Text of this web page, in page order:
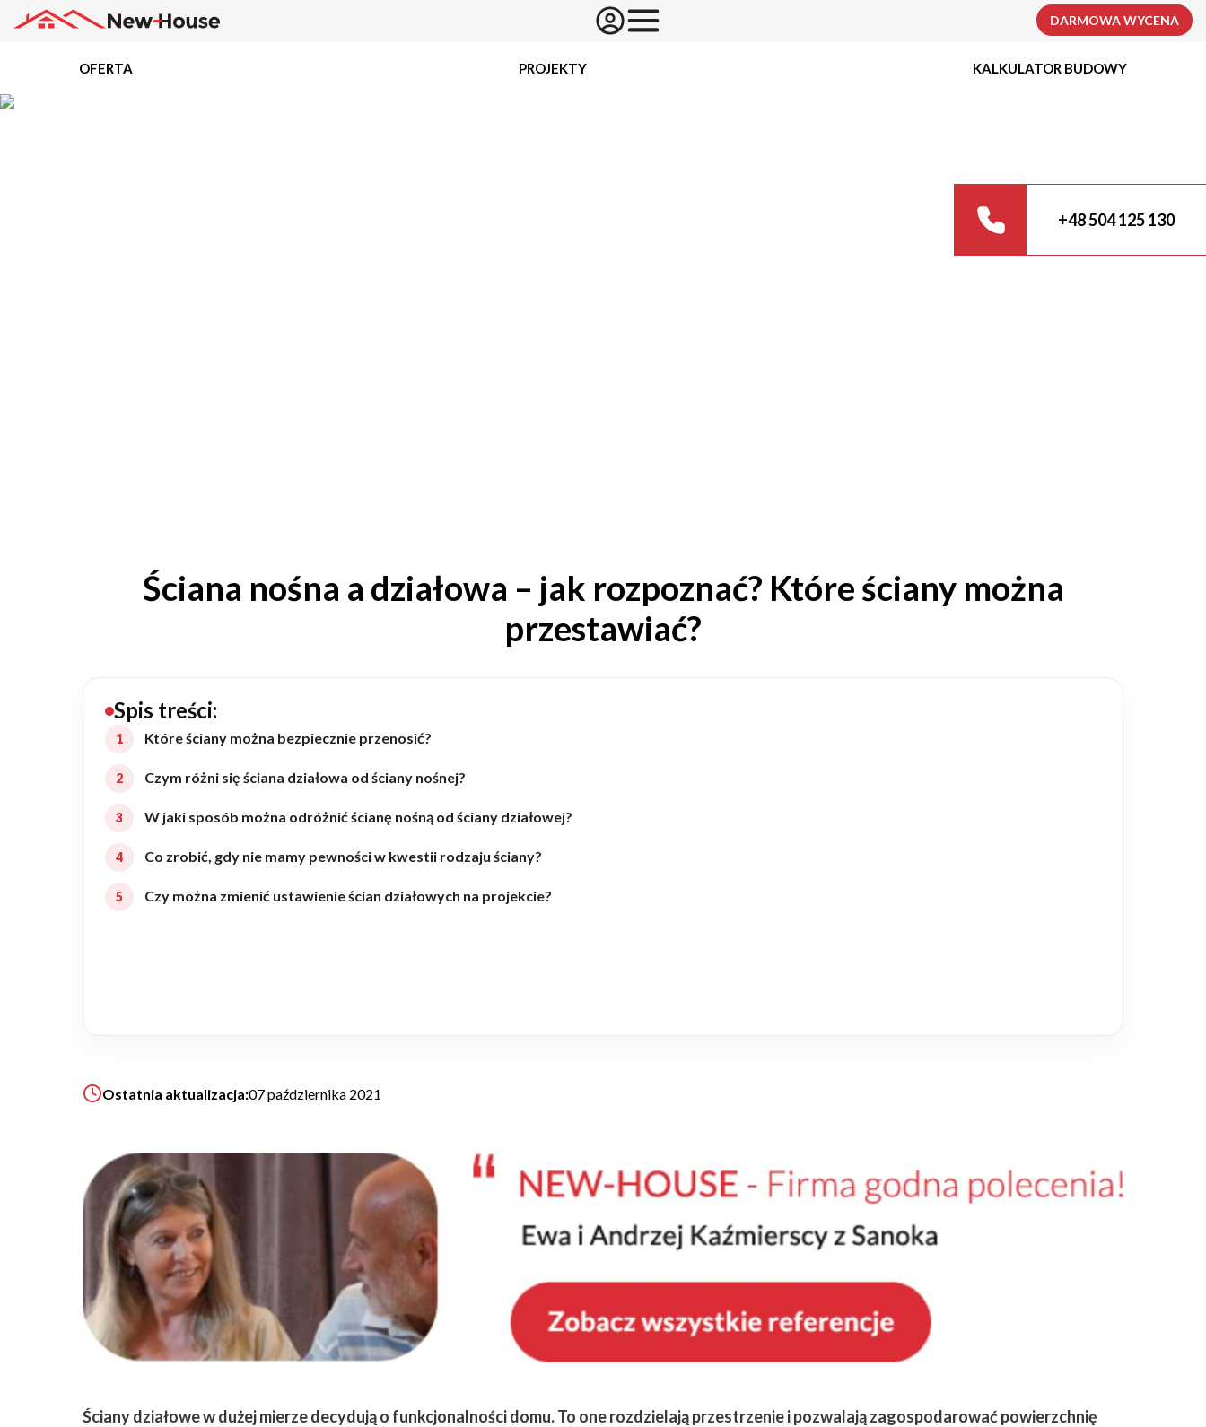
Rezydencje
Remonty
Budynki biurowe
Referencje
KALKULATOR BUDOWY
KONAKT
ZAPISZ SIĘ
DARMOWA WYCENA
OFERTA PROJEKTY KALKULATOR BUDOWY
Ściana nośna a działowa – jak rozpoznać? Które ściany można
przestawiać?
+48 504 125 130
Spis treści:
Które ściany można bezpiecznie przenosić?
Czym różni się ściana działowa od ściany nośnej?
W jaki sposób można odróżnić ścianę nośną od ściany działowej?
Co zrobić, gdy nie mamy pewności w kwestii rodzaju ściany?
Czy można zmienić ustawienie ścian działowych na projekcie?
Ostatnia aktualizacja:07 października 2021
Ściany działowe w dużej mierze decydują o funkcjonalności domu. To one rozdzielają przestrzenie i pozwalają zagospodarować powierzchnię